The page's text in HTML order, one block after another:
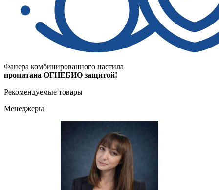
Фанера комбинированного настила
пропитана ОГНЕБИО защитой!
Рекомендуемые товары
Менеджеры